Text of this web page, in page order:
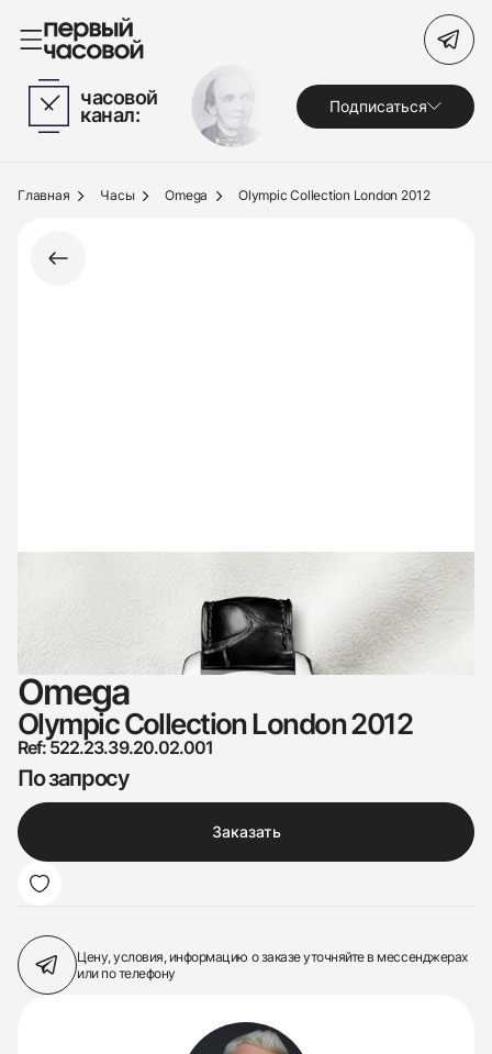
Часы
Украшения
Под заказ
Поиск по сайту
часовой
канал: Подписаться
Главная Часы Omega Olympic Collection London 2012
Omega
Olympic Collection London 2012
Ref: 522.23.39.20.02.001
По запросу
Заказать
Цену, условия, информацию о заказеуточняйте в мессенджерах
или по телефону